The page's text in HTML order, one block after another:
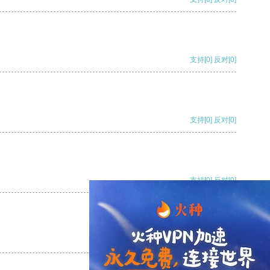
支持[0] 反对[0]
支持[0] 反对[0]
支持[0] 反对[0]
支持[0] 反对